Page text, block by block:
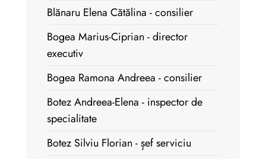
Blănaru Elena Cătălina - consilier
Bogea Marius-Ciprian - director
executiv
Bogea Ramona Andreea - consilier
Botez Andreea-Elena - inspector de
specialitate
Botez Silviu Florian - șef serviciu